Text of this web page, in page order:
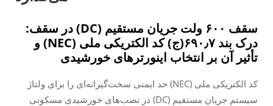
سقف ۶۰۰ ولت جریان مستقیم (DC) در سقف:
درک بند ۶۹۰٫۷(ج) کد الکتریکی ملی (NEC) و
تأثیر آن بر انتخاب اینورترهای خورشیدی
کد الکتریکی ملی (NEC) حد ایمنی سخت‌گیرانه‌ای را برای ولتاژ
سیستم جریان مستقیم (DC) در نصب‌های خورشیدی مسکونی